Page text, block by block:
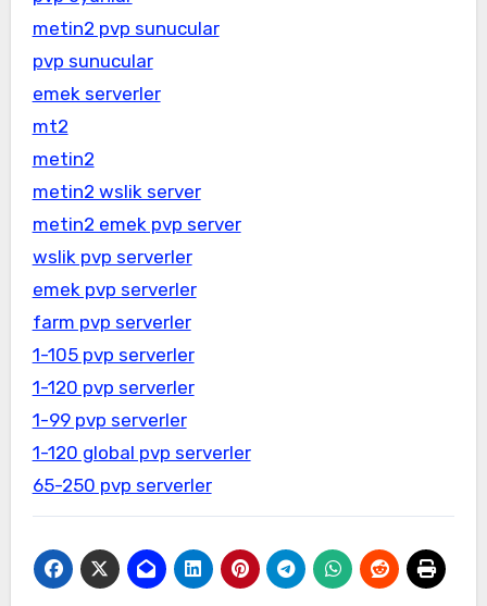
metin2 pvp sunucular
pvp sunucular
emek serverler
mt2
metin2
metin2 wslik server
metin2 emek pvp server
wslik pvp serverler
emek pvp serverler
farm pvp serverler
1-105 pvp serverler
1-120 pvp serverler
1-99 pvp serverler
1-120 global pvp serverler
65-250 pvp serverler